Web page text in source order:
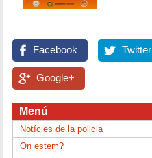
Facebook Twitter
Google+
Menú
Notícies de la policia
On estem?